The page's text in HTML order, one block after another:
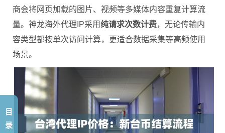
商会将网页加载的图片、视频等多媒体内容重复计算流
量。神龙海外代理IP采用纯请求次数计费，无论传输内
容类型都按单次访问计算，更适合数据采集等高频使用
场景。
目
录